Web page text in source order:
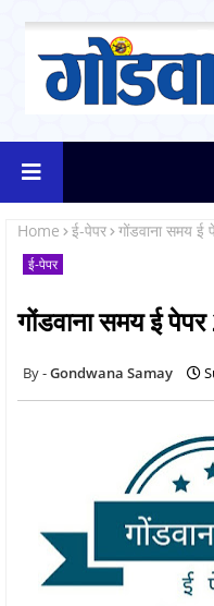
Home ई-पेपर गोंडवाना समय ई
ई-पेपर
गोंडवाना समय ई
Gondwana Samay